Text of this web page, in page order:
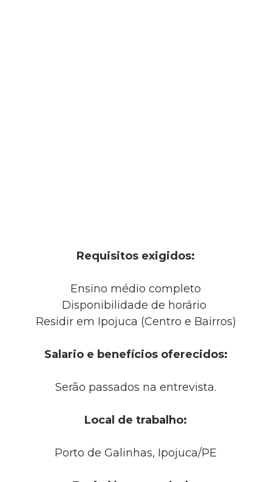
Requisitos exigidos:
Ensino médio completo
Disponibilidade de horário
Residir em Ipojuca (Centro e Bairros)
Salario e benefícios oferecidos:
Serão passados na entrevista.
Local de trabalho:
Porto de Galinhas, Ipojuca/PE